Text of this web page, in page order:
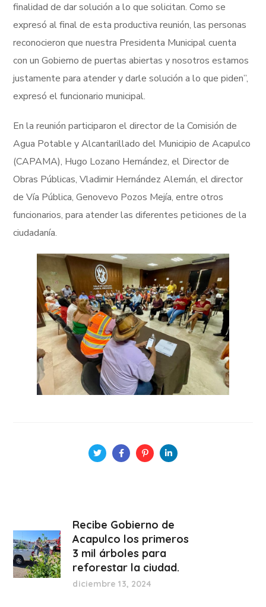
finalidad de dar solución a lo que solicitan. Como se
expresó al final de esta productiva reunión, las personas
reconocieron que nuestra Presidenta Municipal cuenta
con un Gobierno de puertas abiertas y nosotros estamos
justamente para atender y darle solución a lo que piden”,
expresó el funcionario municipal.
En la reunión participaron el director de la Comisión de
Agua Potable y Alcantarillado del Municipio de Acapulco
(CAPAMA), Hugo Lozano Hernández, el Director de
Obras Públicas, Vladimir Hernández Alemán, el director
de Vía Pública, Genovevo Pozos Mejía, entre otros
funcionarios, para atender las diferentes peticiones de la
ciudadanía.
Recibe Gobierno de
Acapulco los primeros
3 mil árboles para
reforestar la ciudad.
diciembre 13, 2024